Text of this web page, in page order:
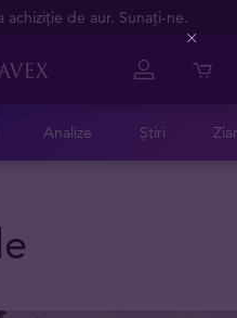
de aur. Sunați-ne.
Analize Știri
Close